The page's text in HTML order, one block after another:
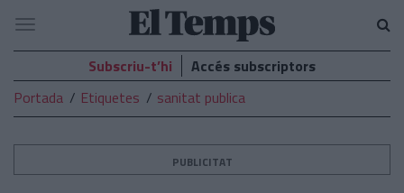
El
Temps
Navegació
Subscriu-t’hi
Accés subscriptors
Portada
Etiquetes sanitat publica
PUBLICITAT